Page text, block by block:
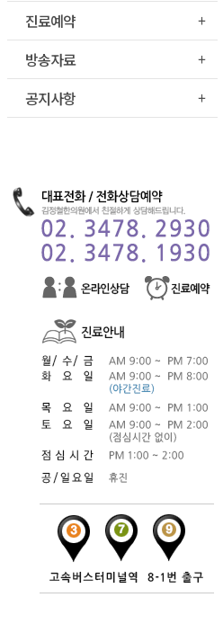
진료예약
방송자료
공지사항